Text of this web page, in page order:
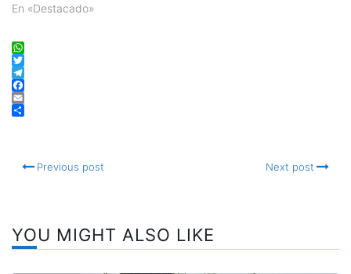
En «Destacado»
WhatsApp
Twitter
Telegram
Facebook
Email
Previous post Next post
YOU MIGHT ALSO LIKE